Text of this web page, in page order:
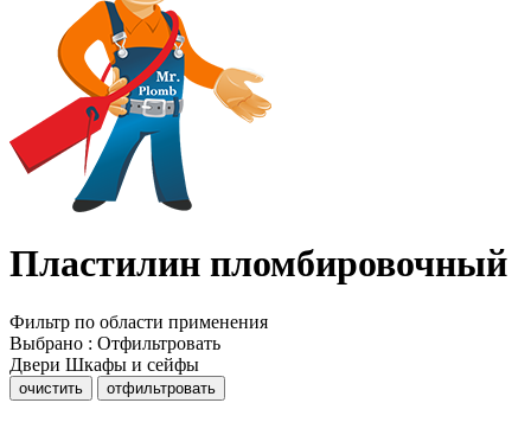
Пластилин пломбировочный
Фильтр по области применения
Выбрано : Отфильтровать
Двери Шкафы и сейфы
очистить отфильтровать